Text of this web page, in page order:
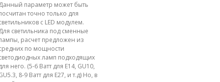
параметр может быть
точно только для
с LED модулем.
светильника под сменные
расчет предложен из
по мощности
ламп подходящих
него. (5-6 Ватт для E14, GU10,
8-9 Ватт для E27, и т.д) Но, в